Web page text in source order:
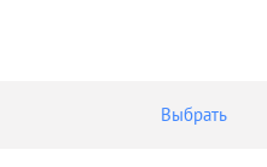
Выбрать